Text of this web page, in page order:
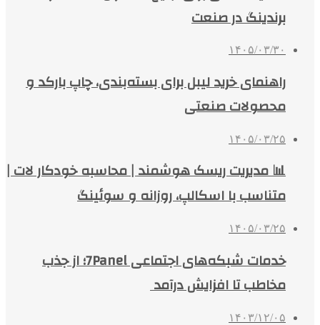
برندینگ در صنعت
۱۴۰۵/۰۳/۳۰
راهنمای خرید لیبل برای بسته‌بندی، چاپ بارکد و
محصولات صنعتی
۱۴۰۵/۰۳/۲۵
📊 مدیریت ریسک هوشمند | محاسبه خودکار لات |
متناسب با اسکالپ، روزانه و سوئینگ
۱۴۰۵/۰۳/۲۵
خدمات شبکه‌های اجتماعی 7Panel؛ از جذب
مخاطب تا افزایش درآمد
۱۴۰۳/۱۲/۰۵